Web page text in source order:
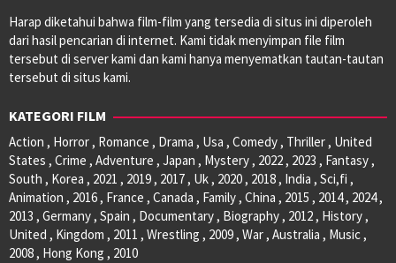
Harap diketahui bahwa film-film yang tersedia di situs ini diperoleh
dari hasil pencarian di internet. Kami tidak menyimpan file film
tersebut di server kami dan kami hanya menyematkan tautan-tautan
tersebut di situs kami.
KATEGORI FILM
Action , Horror , Romance , Drama , Usa , Comedy , Thriller , United
States , Crime , Adventure , Japan , Mystery , 2022 , 2023 , Fantasy ,
South , Korea , 2021 , 2019 , 2017 , Uk , 2020 , 2018 , India , Sci,fi ,
Animation , 2016 , France , Canada , Family , China , 2015 , 2014 , 2024 ,
2013 , Germany , Spain , Documentary , Biography , 2012 , History ,
United , Kingdom , 2011 , Wrestling , 2009 , War , Australia , Music ,
2008 , Hong Kong , 2010